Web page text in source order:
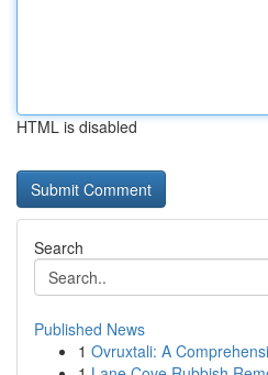
HTML is disabled
Search
Published News
1 Ovruxtali: A